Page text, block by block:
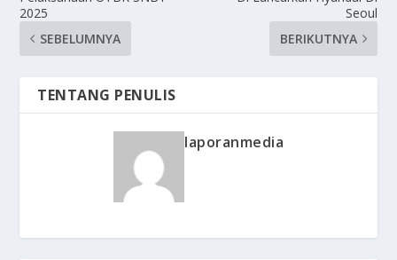
2025
SEBELUMNYA
Seoul
BERIKUTNYA
TENTANG PENULIS
laporanmedia